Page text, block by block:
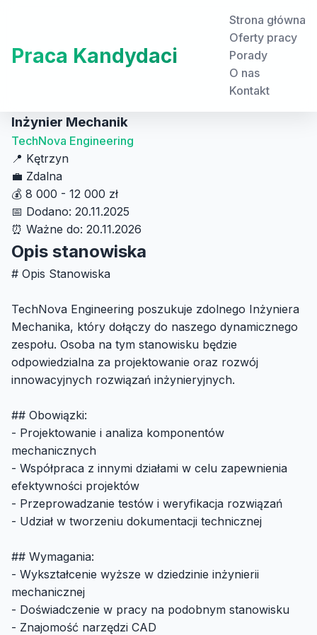
Praca Kandydaci
Strona główna
Oferty pracy
Porady
O nas
Kontakt
Inżynier Mechanik
TechNova Engineering
📍 Kętrzyn
💼 Zdalna
💰 8 000 - 12 000 zł
📅 Dodano: 20.11.2025
⏰ Ważne do: 20.11.2026
Opis stanowiska
# Opis Stanowiska
TechNova Engineering poszukuje zdolnego Inżyniera
Mechanika, który dołączy do naszego dynamicznego
zespołu. Osoba na tym stanowisku będzie
odpowiedzialna za projektowanie oraz rozwój
innowacyjnych rozwiązań inżynieryjnych.
## Obowiązki:
- Projektowanie i analiza komponentów
mechanicznych
- Współpraca z innymi działami w celu zapewnienia
efektywności projektów
- Przeprowadzanie testów i weryfikacja rozwiązań
- Udział w tworzeniu dokumentacji technicznej
## Wymagania:
- Wykształcenie wyższe w dziedzinie inżynierii
mechanicznej
- Doświadczenie w pracy na podobnym stanowisku
- Znajomość narzędzi CAD